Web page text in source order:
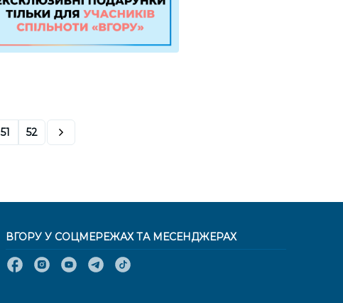
51 52
ВГОРУ У СОЦМЕРЕЖАХ ТА МЕСЕНДЖЕРАХ